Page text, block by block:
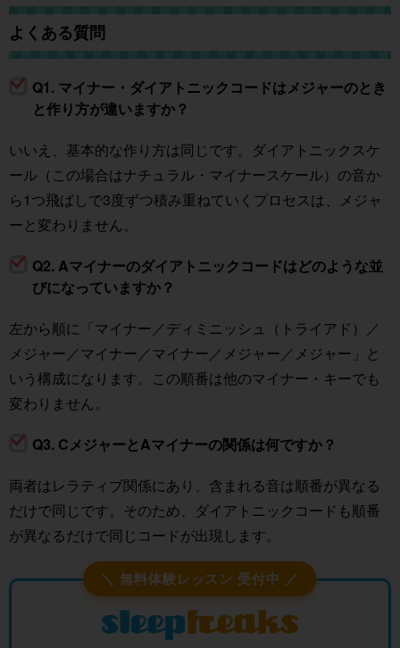
よくある質問
Q1. マイナー・ダイアトニックコードはメジャーのとき
と作り方が違いますか？
いいえ、基本的な作り方は同じです。ダイアトニックスケ
ール（この場合はナチュラル・マイナースケール）の音か
ら1つ飛ばしで3度ずつ積み重ねていくプロセスは、メジャ
ーと変わりません。
Q2. Aマイナーのダイアトニックコードはどのような並
びになっていますか？
左から順に「マイナー／ディミニッシュ（トライアド）／
メジャー／マイナー／マイナー／メジャー／メジャー」と
いう構成になります。この順番は他のマイナー・キーでも
変わりません。
Q3. CメジャーとAマイナーの関係は何ですか？
両者はレラティブ関係にあり、含まれる音は順番が異なる
だけで同じです。そのため、ダイアトニックコードも順番
が異なるだけで同じコードが出現します。
＼ 無料体験レッスン 受付中 ／